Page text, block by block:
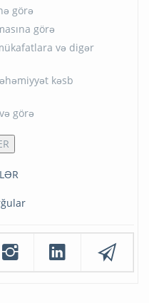
görə
görə
və digər
kəsb
görə